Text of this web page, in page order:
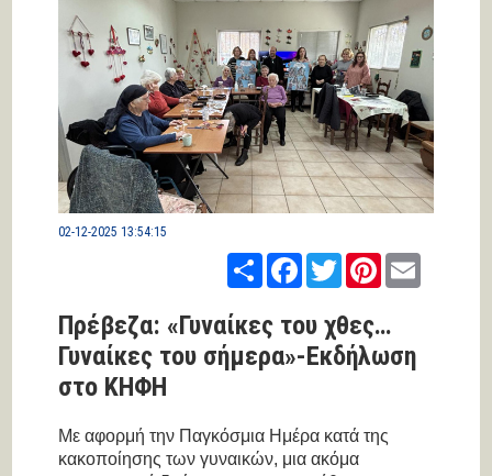
02-12-2025 13:54:15
ShareFacebook
TwitterPinterestEmail
Πρέβεζα: «Γυναίκες του χθες…
Γυναίκες του σήμερα»-Εκδήλωση
στο ΚΗΦΗ
Με αφορμή την Παγκόσμια Hμέρα κατά της
κακοποίησης των γυναικών, μια ακόμα